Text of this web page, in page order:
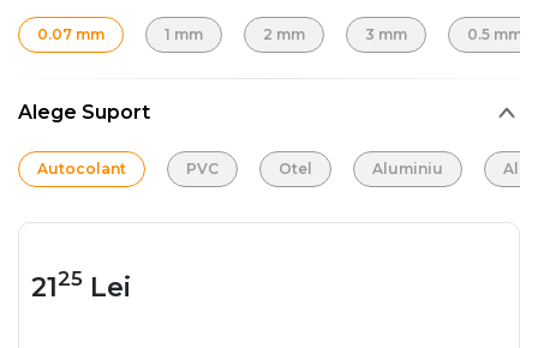
0.07 mm 1 mm 2 mm 3 mm 0.5 mm
Alege Suport
Autocolant PVC Otel Aluminiu
2125 Lei